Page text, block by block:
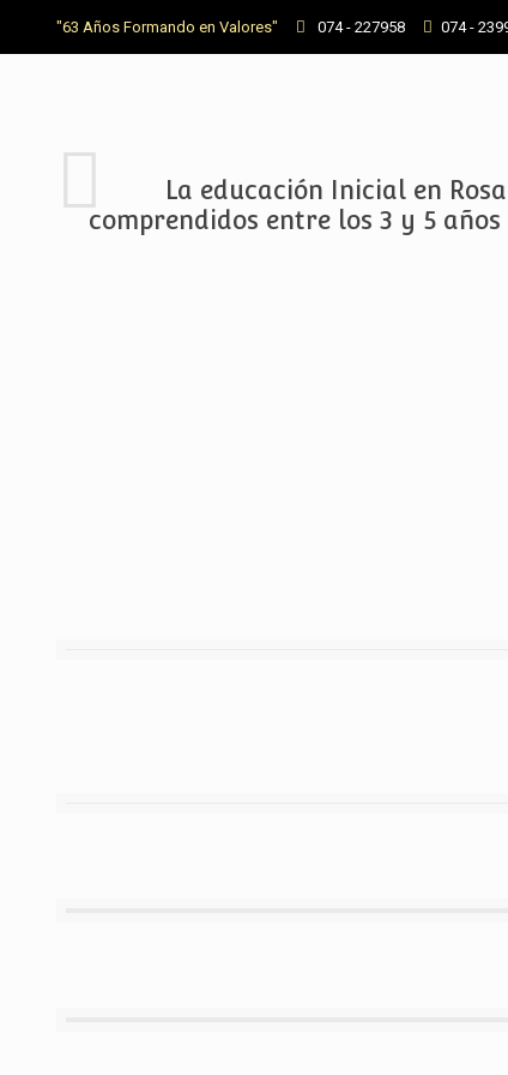
"63 Años Formando en Valores" 074 - 227958 074 -
La educación Inicial en
comprendidos entre los 3 y 5